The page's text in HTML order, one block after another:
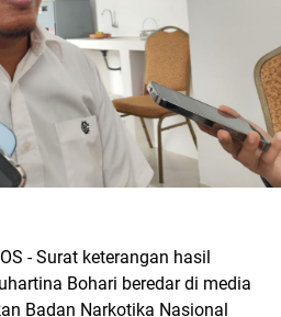
- Surat keterangan hasil
Bohari beredar di media
Badan Narkotika Nasional